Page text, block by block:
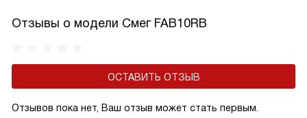
Отзывы о модели Смег FAB10RB
ОСТАВИТЬ ОТЗЫВ
Отзывов пока нет, Ваш отзыв может стать первым.